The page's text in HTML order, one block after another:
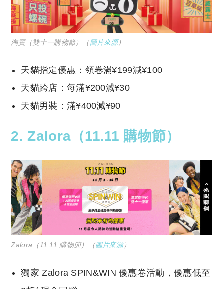
淘寶（雙十一購物節）（圖片來源）
天貓指定優惠：領卷滿¥199減¥100
天貓跨店：每滿¥200減¥30
天貓男裝：滿¥400減¥90
2.Zalora（11.11 購物節）
Zalora（11.11 購物節）（圖片來源）
獨家 Zalora SPIN&WIN 優惠卷活動，優惠低至